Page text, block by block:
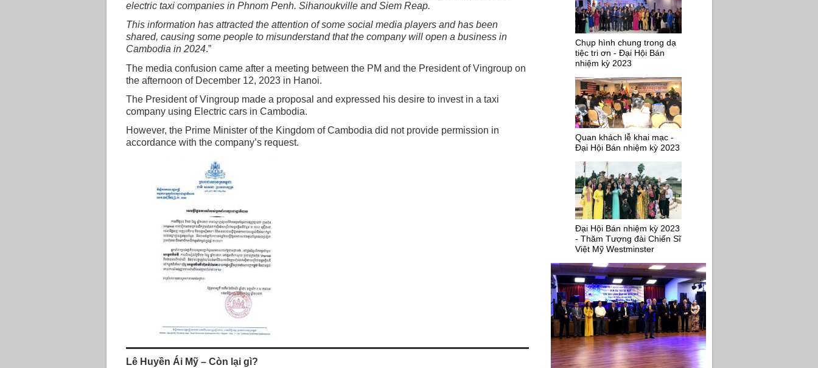
electric taxi companies in Phnom Penh. Sihanoukville and Siem Reap.
This information has attracted the attention of some social media players and has been
shared, causing some people to misunderstand that the company will open a business in
Cambodia in 2024.”
The media confusion came after a meeting between the PM and the President of Vingroup on
the afternoon of December 12, 2023 in Hanoi.
The President of Vingroup made a proposal and expressed his desire to invest in a taxi
company using Electric cars in Cambodia.
However, the Prime Minister of the Kingdom of Cambodia did not provide permission in
accordance with the company’s request.
Lê Huyền Ái Mỹ – Còn lại gì?
Chụp hình chung trong dạ
tiệc tri ơn - Đại Hội Bán
nhiệm kỳ 2023
Quan khách lễ khai mạc -
Đại Hội Bán nhiệm kỳ 2023
Đại Hội Bán nhiệm kỳ 2023
- Thăm Tượng đài Chiến Sĩ
Việt Mỹ Westminster